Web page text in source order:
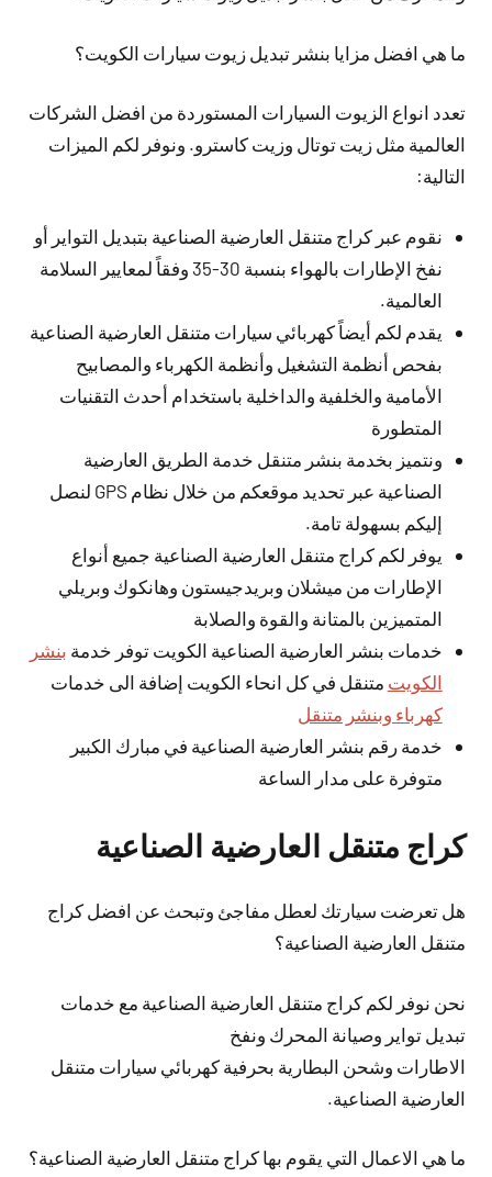
ما هي افضل مزايا بنشر تبديل زيوت سيارات الكويت؟
تعدد انواع الزيوت السيارات المستوردة من افضل الشركات
العالمية مثل زيت توتال وزيت كاسترو. ونوفر لكم الميزات
التالية:
نقوم عبر كراج متنقل العارضية الصناعية بتبديل التواير أو
نفخ الإطارات بالهواء بنسبة 30-35 وفقاً لمعايير السلامة
العالمية.
يقدم لكم أيضاً كهربائي سيارات متنقل العارضية الصناعية
بفحص أنظمة التشغيل وأنظمة الكهرباء والمصابيح
الأمامية والخلفية والداخلية باستخدام أحدث التقنيات
المتطورة
ونتميز بخدمة بنشر متنقل خدمة الطريق العارضية
الصناعية عبر تحديد موقعكم من خلال نظام GPS لنصل
إليكم بسهولة تامة.
يوفر لكم كراج متنقل العارضية الصناعية جميع أنواع
الإطارات من ميشلان وبريدجيستون وهانكوك وبريلي
المتميزين بالمتانة والقوة والصلابة
خدمات بنشر العارضية الصناعية الكويت توفر خدمة بنشر
الكويت متنقل في كل انحاء الكويت إضافة الى خدمات
كهرباء وبنشر متنقل
خدمة رقم بنشر العارضية الصناعية في مبارك الكبير
متوفرة على مدار الساعة
كراج متنقل العارضية الصناعية
هل تعرضت سيارتك لعطل مفاجئ وتبحث عن افضل كراج
متنقل العارضية الصناعية؟
نحن نوفر لكم كراج متنقل العارضية الصناعية مع خدمات
تبديل تواير وصيانة المحرك ونفخ
الاطارات وشحن البطارية بحرفية كهربائي سيارات متنقل
العارضية الصناعية.
ما هي الاعمال التي يقوم بها كراج متنقل العارضية الصناعية؟